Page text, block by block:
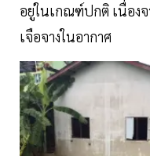
อยู่ในเกณฑ์ปกติ เนื่อง
เจือจางในอากาศ